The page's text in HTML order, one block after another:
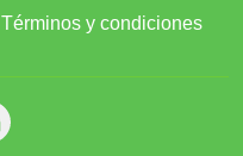
Términos y condiciones